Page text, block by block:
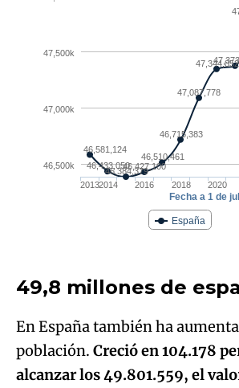
49,8 millones de
En España también ha
población. Creció en 104.178
alcanzar los 49.801.559, el